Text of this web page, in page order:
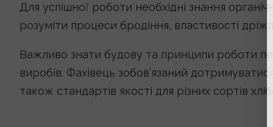
Для успішної роботи необхідні знання
розуміти процеси бродіння, властивості
Важливо знати будову та принципи роботи
виробів. Фахівець зобов’язаний
також стандартів якості для різних сортів